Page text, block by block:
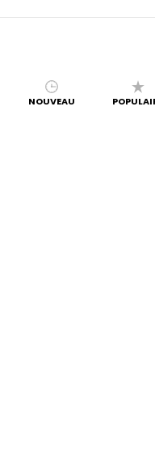
NOUVEAU